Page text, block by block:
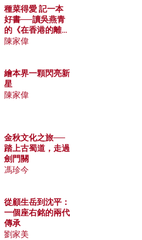
種菜得愛 記一本
好書──讀吳燕青
的《在香港的離島
種菜》
陳家偉
繪本界一顆閃亮新
星
陳家偉
金秋文化之旅──
踏上古蜀道，走過
劍門關
馮珍今
從顧生岳到沈平：
一個座右銘的兩代
傳承
劉家美